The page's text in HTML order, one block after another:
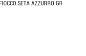
SETA AZZURRO GR